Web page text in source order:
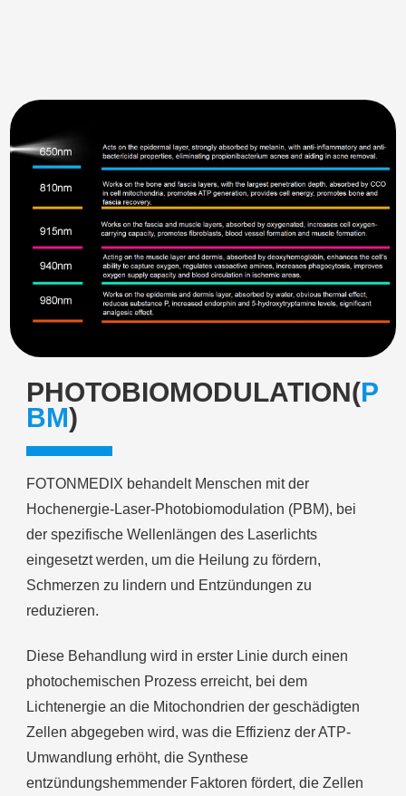
PHOTOBIOMODULATION(P
BM)
FOTONMEDIX behandelt Menschen mit der
Hochenergie-Laser-Photobiomodulation (PBM), bei
der spezifische Wellenlängen des Laserlichts
eingesetzt werden, um die Heilung zu fördern,
Schmerzen zu lindern und Entzündungen zu
reduzieren.
Diese Behandlung wird in erster Linie durch einen
photochemischen Prozess erreicht, bei dem
Lichtenergie an die Mitochondrien der geschädigten
Zellen abgegeben wird, was die Effizienz der ATP-
Umwandlung erhöht, die Synthese
entzündungshemmender Faktoren fördert, die Zellen